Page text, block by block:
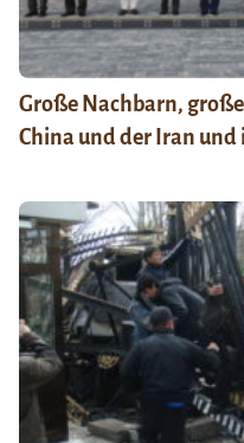
Große Nachbarn,
China und der Iran